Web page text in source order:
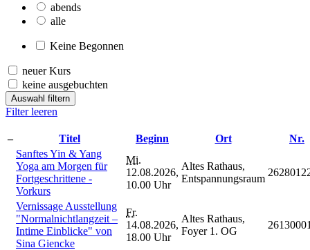
abends
alle
Keine Begonnen
neuer Kurs
keine ausgebuchten
Auswahl filtern
Filter leeren
– Titel Beginn Ort
Nr.
Sanftes Yin & Yang
Yoga am Morgen für
Fortgeschrittene -
Vorkurs
Mi.
12.08.2026,
10.00 Uhr
Altes Rathaus,
Entspannungsraum
Vernissage Ausstellung
"Normalnichtlangzeit –
Intime Einblicke" von
Sina Giencke
Fr.
14.08.2026,
18.00 Uhr
Altes Rathaus,
Foyer 1. OG